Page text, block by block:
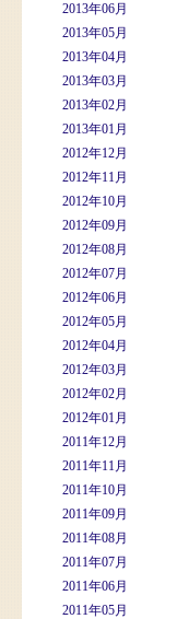
2013年06月
2013年05月
2013年04月
2013年03月
2013年02月
2013年01月
2012年12月
2012年11月
2012年10月
2012年09月
2012年08月
2012年07月
2012年06月
2012年05月
2012年04月
2012年03月
2012年02月
2012年01月
2011年12月
2011年11月
2011年10月
2011年09月
2011年08月
2011年07月
2011年06月
2011年05月